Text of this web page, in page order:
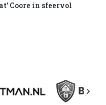
Coore in sfeervol